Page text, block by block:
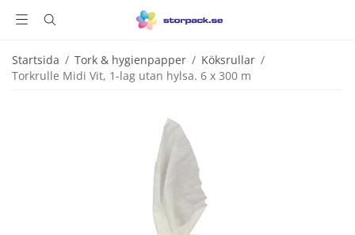
Startsida / Tork & hygienpapper / Köksrullar /
Torkrulle Midi Vit, 1-lag utan hylsa. 6 x 300 m